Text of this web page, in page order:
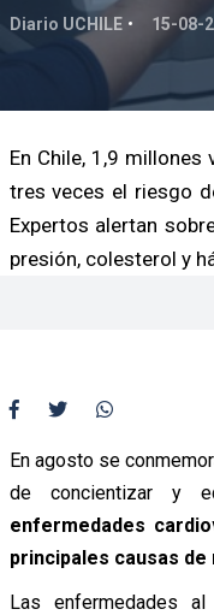
Diario UCHILE 15-08-
En Chile, 1,9 millones
tres veces el riesgo
Expertos alertan
presión, colesterol y
En agosto se
de concientizar y
enfermedades
principales causas de
Las enfermedades